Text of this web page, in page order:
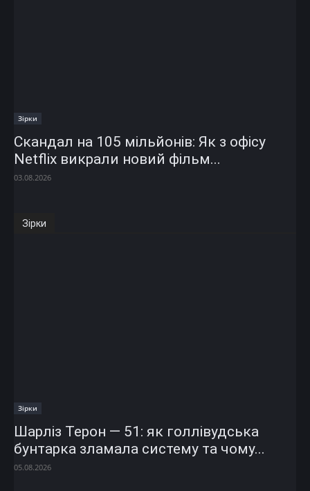
Зірки
Скандал на 105 мільйонів: Як з офісу
Netflix викрали новий фільм...
03.08.2026
Зірки
Зірки
Шарліз Терон — 51: як голлівудська
бунтарка зламала систему та чому...
05.08.2026